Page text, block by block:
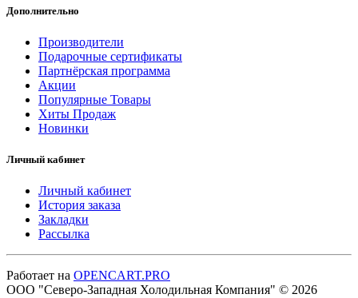
Дополнительно
Производители
Подарочные сертификаты
Партнёрская программа
Акции
Популярные Товары
Хиты Продаж
Новинки
Личный кабинет
Личный кабинет
История заказа
Закладки
Рассылка
Работает на OPENCART.PRO
ООО "Северо-Западная Холодильная Компания" © 2026